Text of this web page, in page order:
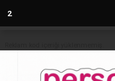
1
Anasayfa